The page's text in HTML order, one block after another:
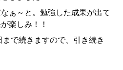
ぁ～と。勉強した成果が出て
楽しみ！！
で続きますので、引き続き